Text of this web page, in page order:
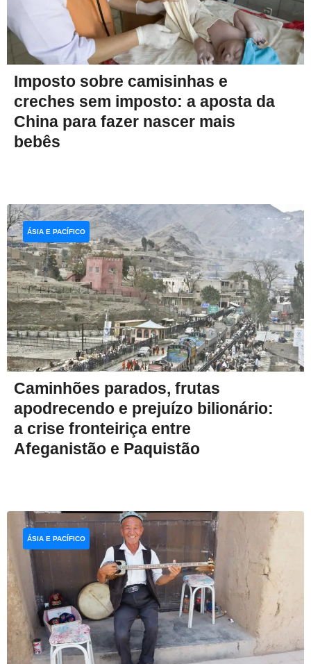
Imposto sobre camisinhas e
creches sem imposto: a aposta da
China para fazer nascer mais
bebês
Caminhões parados, frutas
apodrecendo e prejuízo bilionário:
a crise fronteiriça entre
Afeganistão e Paquistão
ÁSIA E PACÍFICO
ÁSIA E PACÍFICO